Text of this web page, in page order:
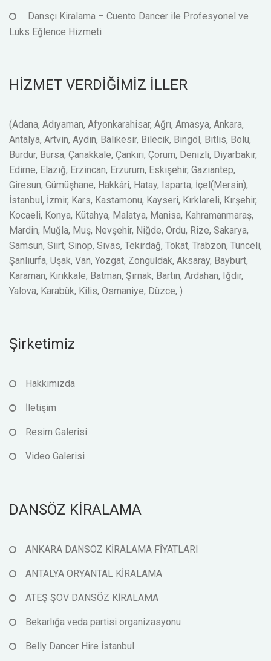
Dansçı Kiralama – Cuento Dancer ile Profesyonel ve
Lüks Eğlence Hizmeti
HİZMET VERDİĞİMİZ İLLER
(Adana, Adıyaman, Afyonkarahisar, Ağrı, Amasya, Ankara,
Antalya, Artvin, Aydın, Balıkesir, Bilecik, Bingöl, Bitlis, Bolu,
Burdur, Bursa, Çanakkale, Çankırı, Çorum, Denizli, Diyarbakır,
Edirne, Elazığ, Erzincan, Erzurum, Eskişehir, Gaziantep,
Giresun, Gümüşhane, Hakkâri, Hatay, Isparta, İçel(Mersin),
İstanbul, İzmir, Kars, Kastamonu, Kayseri, Kırklareli, Kırşehir,
Kocaeli, Konya, Kütahya, Malatya, Manisa, Kahramanmaraş,
Mardin, Muğla, Muş, Nevşehir, Niğde, Ordu, Rize, Sakarya,
Samsun, Siirt, Sinop, Sivas, Tekirdağ, Tokat, Trabzon, Tunceli,
Şanlıurfa, Uşak, Van, Yozgat, Zonguldak, Aksaray, Bayburt,
Karaman, Kırıkkale, Batman, Şırnak, Bartın, Ardahan, Iğdır,
Yalova, Karabük, Kilis, Osmaniye, Düzce, )
Şirketimiz
Hakkımızda
İletişim
Resim Galerisi
Video Galerisi
DANSÖZ KİRALAMA
ANKARA DANSÖZ KİRALAMA FİYATLARI
ANTALYA ORYANTAL KİRALAMA
ATEŞ ŞOV DANSÖZ KİRALAMA
Bekarlığa veda partisi organizasyonu
Belly Dancer Hire İstanbul